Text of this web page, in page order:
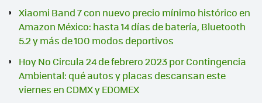
Xiaomi Band 7 con nuevo precio mínimo histórico en
Amazon México: hasta 14 días de batería, Bluetooth
5.2 y más de 100 modos deportivos
Hoy No Circula 24 de febrero 2023 por Contingencia
Ambiental: qué autos y placas descansan este
viernes en CDMX y EDOMEX